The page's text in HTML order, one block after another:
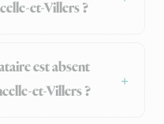
et-Villers ?
est absent
et-Villers ?